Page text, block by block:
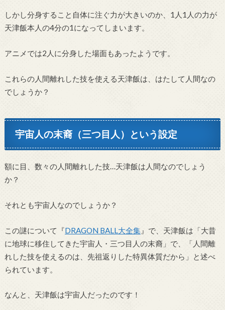
しかし分身すること自体に注ぐ力が大きいのか、1人1人の力が
天津飯本人の4分の1になってしまいます。
アニメでは2人に分身した場面もあったようです。
これらの人間離れした技を使える天津飯は、はたして人間なの
でしょうか？
宇宙人の末裔（三つ目人）という設定
額に目、数々の人間離れした技…天津飯は人間なのでしょう
か？
それとも宇宙人なのでしょうか？
この謎について『DRAGON BALL大全集』で、天津飯は「大昔
に地球に移住してきた宇宙人・三つ目人の末裔」で、「人間離
れした技を使えるのは、先祖返りした特異体質だから」と述べ
られています。
なんと、天津飯は宇宙人だったのです！